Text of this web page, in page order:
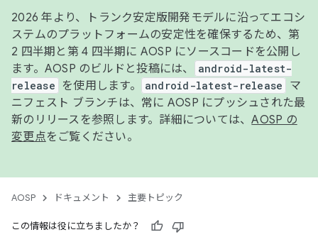
2026 年より、トランク安定版開発モデルに沿ってエコシ
ステムのプラットフォームの安定性を確保するため、第
2 四半期と第 4 四半期に AOSP にソースコードを公開し
ます。AOSP のビルドと投稿には、
android-latest-
release
を使用します。 android-latest-release
マ
ニフェスト ブランチは、常に AOSP にプッシュされた最
新のリリースを参照します。詳細については、AOSP の
変更点をご覧ください。
AOSP ドキュメント 主要トピック
この情報は役に立ちましたか？